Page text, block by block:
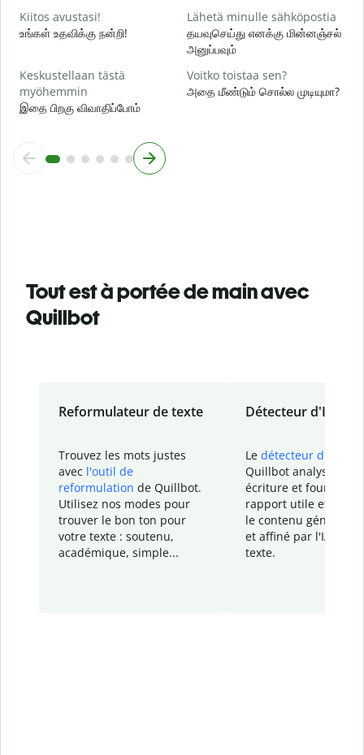
Kiitos avustasi!
உங்கள் உதவிக்கு நன்றி!
Lähetä minulle sähköpostia
தயவுசெய்து எனக்கு மின்னஞ்சல்
அனுப்பவும்
Keskustellaan tästä
myöhemmin
இதை பிறகு விவாதிப்போம்
Voitko toistaa sen?
அதை மீண்டும் சொல்ல முடியுமா?
Tout est à portée de main avec
Quillbot
Reformulateur de texte
Trouvez les mots justes
avec l'outil de
reformulation de Quillbot.
Utilisez nos modes pour
trouver le bon ton pour
votre texte : soutenu,
académique, simple...
Détecteur d'IA
Le détecteur d'IA
Quillbot analyse votre
écriture et fournit un
rapport utile et
le contenu généré
et affiné par l'IA
texte.